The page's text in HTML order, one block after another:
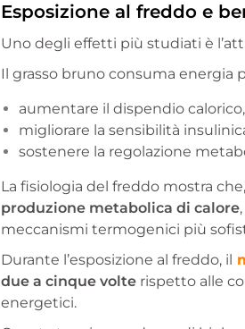
Esposizione al freddo e
Uno degli effetti più studiati è
Il grasso bruno consuma energia
aumentare il dispendio calorico,
migliorare la sensibilità
sostenere la regolazione
La fisiologia del freddo mostra
produzione metabolica di calore
meccanismi termogenici più
Durante l’esposizione al freddo, il
due a cinque volte rispetto alle
energetici.